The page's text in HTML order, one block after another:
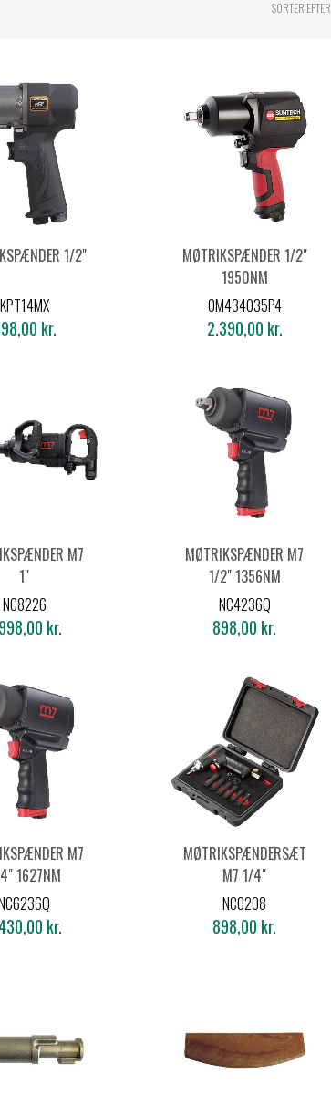
SORTER EFTER
1/2"
KPT14MX
kr.
MØTRIKSPÆNDER 1/2"
1950NM
OM434035P4
2.390,00 kr.
M7
1"
NC8226
kr.
MØTRIKSPÆNDER M7
1/2" 1356NM
NC4236Q
898,00 kr.
M7
1627NM
kr.
MØTRIKSPÆNDERSÆT
M7 1/4"
NC0208
898,00 kr.